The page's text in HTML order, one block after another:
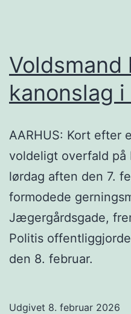
Voldsmand
kanonslag
AARHUS: Kort efter
voldeligt overfald på
lørdag aften den 7.
formodede
Jægergårdsgade,
Politis
den 8. februar.
Udgivet 8. februar 2026